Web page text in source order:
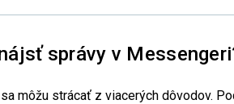
správy v
môžu strácať z viacerých dôvodov.